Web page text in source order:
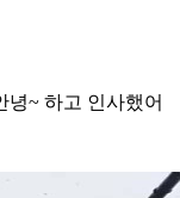
~ 하고 인사했어